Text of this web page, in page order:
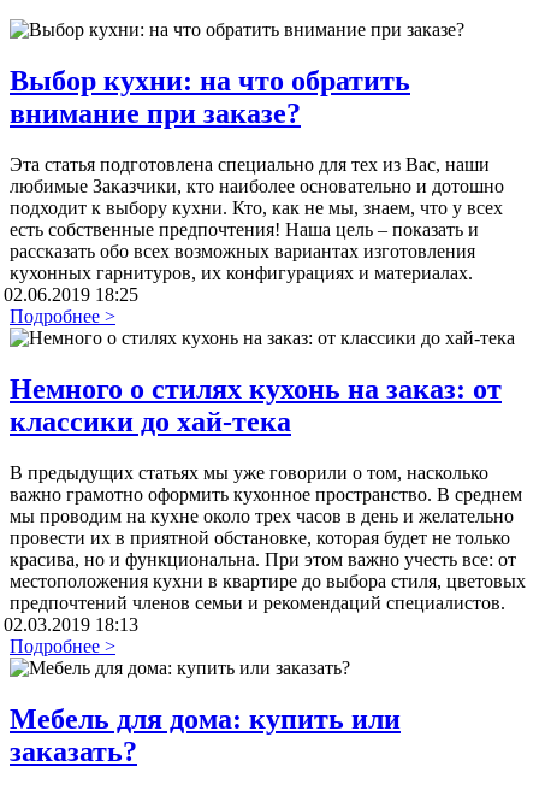
Выбор кухни: на что обратить
внимание при заказе?
Эта статья подготовлена специально для тех из Вас, наши
любимые Заказчики, кто наиболее основательно и дотошно
подходит к выбору кухни. Кто, как не мы, знаем, что у всех
есть собственные предпочтения! Наша цель – показать и
рассказать обо всех возможных вариантах изготовления
кухонных гарнитуров, их конфигурациях и материалах.
02.06.2019 18:25
Подробнее >
Немного о стилях кухонь на заказ: от
классики до хай-тека
В предыдущих статьях мы уже говорили о том, насколько
важно грамотно оформить кухонное пространство. В среднем
мы проводим на кухне около трех часов в день и желательно
провести их в приятной обстановке, которая будет не только
красива, но и функциональна. При этом важно учесть все: от
местоположения кухни в квартире до выбора стиля, цветовых
предпочтений членов семьи и рекомендаций специалистов.
02.03.2019 18:13
Подробнее >
Мебель для дома: купить или
заказать?